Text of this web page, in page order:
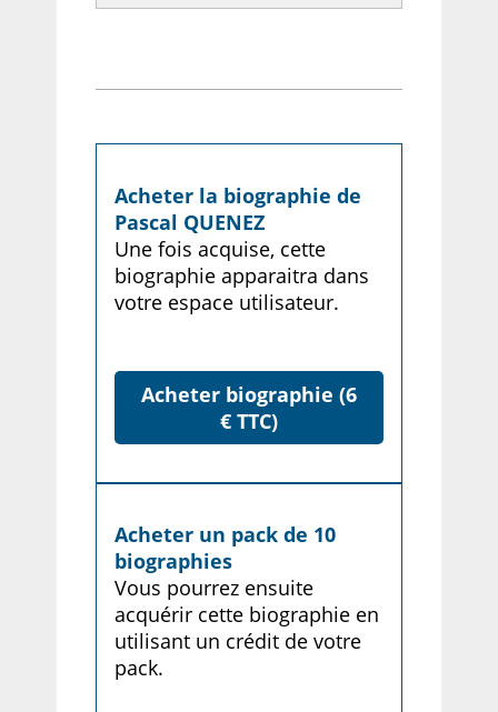
Acheter la biographie de
Pascal QUENEZ
Une fois acquise, cette
biographie apparaitra dans
votre espace utilisateur.
Acheter biographie (6
€ TTC)
Acheter un pack de 10
biographies
Vous pourrez ensuite
acquérir cette biographie en
utilisant un crédit de votre
pack.